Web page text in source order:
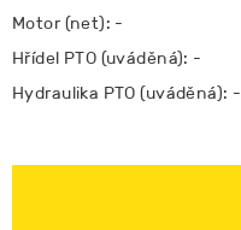
Motor (net): -
Hřídel PTO (uváděná): -
Hydraulika PTO (uváděná): -